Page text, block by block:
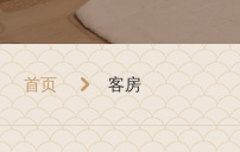
首页 客房